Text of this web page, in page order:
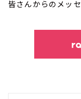
皆さんからのメッ